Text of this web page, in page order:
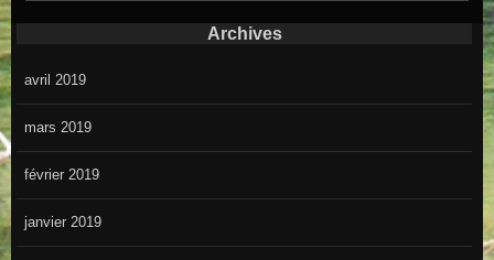
Archives
avril 2019
mars 2019
février 2019
janvier 2019